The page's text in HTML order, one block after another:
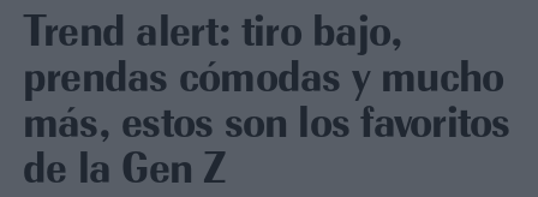
Trend alert: tiro bajo,
prendas cómodas y mucho
más, estos son los favoritos
de la Gen Z